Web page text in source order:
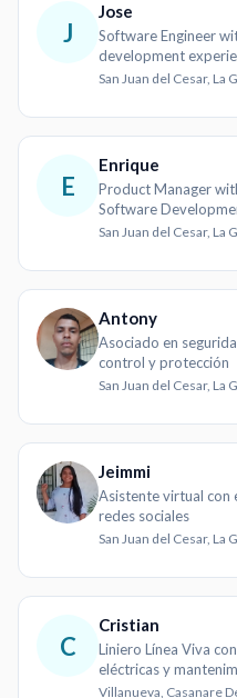
J
Jose
Software Engineer
development
San Juan del Cesar, La
E
Enrique
Product Manager
Software
San Juan del Cesar, La
Antony
Asociado en
control y protección
San Juan del Cesar, La
Jeimmi
Asistente virtual con
redes sociales
San Juan del Cesar, La
C
Cristian
Liniero Línea Viva
eléctricas y
Villanueva, Casanare